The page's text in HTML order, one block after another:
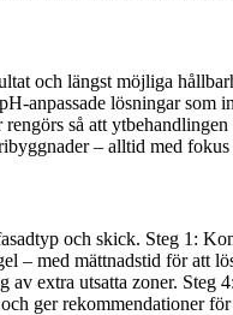
och längst möjliga
anpassade lösningar
så att
– alltid med fokus
och skick. Steg 1:
med mättnadstid för att
extra utsatta zoner.
ger rekommendationer